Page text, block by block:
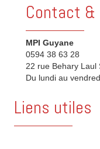
Contact &
MPI Guyane
0594 38 63 28
22 rue Behary Laul
Du lundi au
Liens utiles